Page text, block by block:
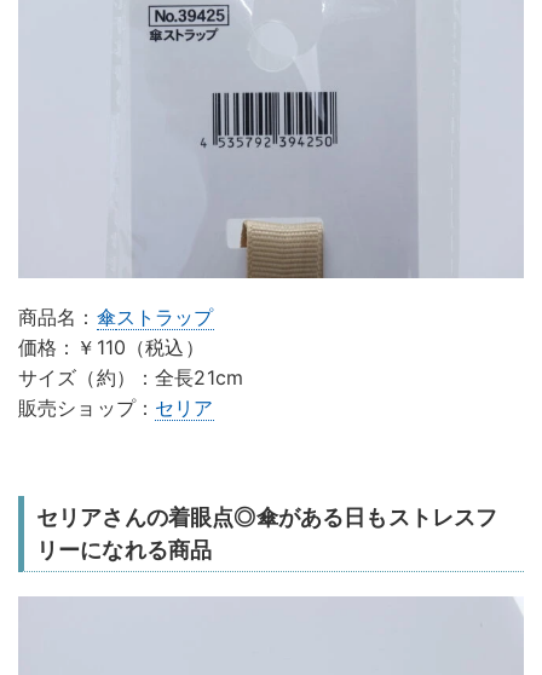
商品名： 傘ストラップ
価格：￥110（税込）
サイズ（約）：全長21cm
販売ショップ： セリア
セリアさんの着眼点◎傘がある日もストレスフ
リーになれる商品